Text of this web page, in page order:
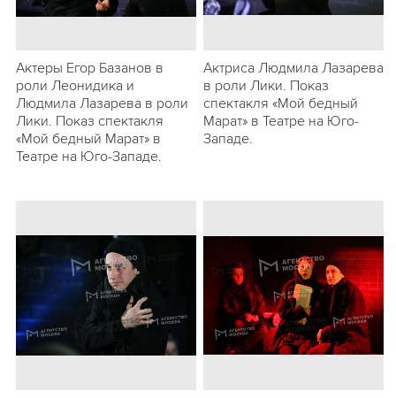
Актеры Егор Базанов в
роли Леонидика и
Людмила Лазарева в роли
Лики. Показ спектакля
«Мой бедный Марат» в
Театре на Юго-Западе.
Актриса Людмила Лазарева
в роли Лики. Показ
спектакля «Мой бедный
Марат» в Театре на Юго-
Западе.